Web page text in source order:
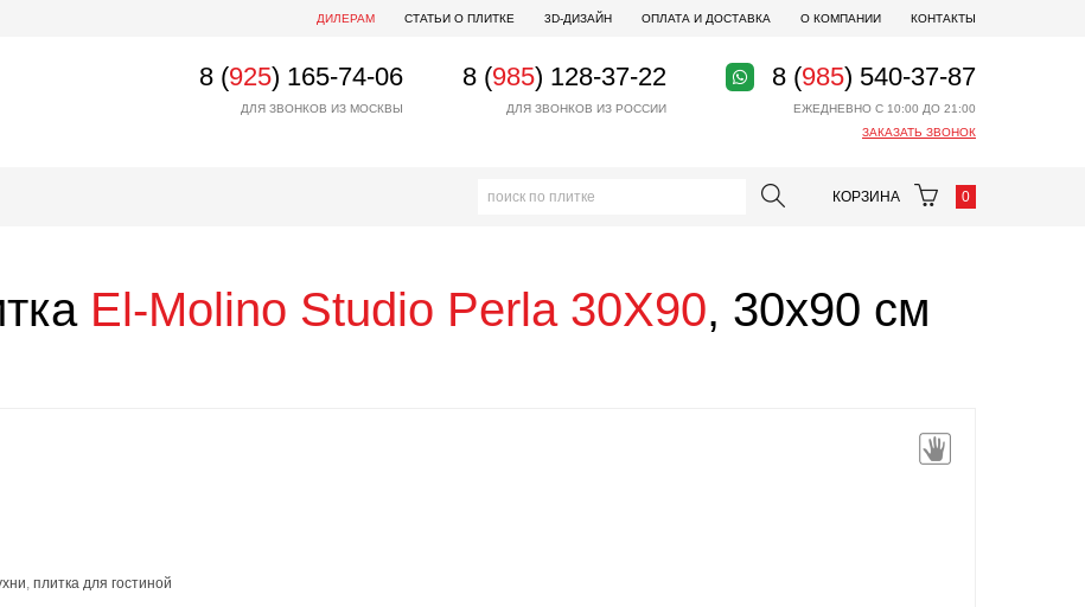
ДИЛЕРАМ СТАТЬИ О ПЛИТКЕ 3D-ДИЗАЙН ОПЛАТА И ДОСТАВКА О КОМПАНИИ КОНТАКТЫ
8 (925) 165-74-06
ДЛЯ ЗВОНКОВ ИЗ МОСКВЫ
8 (985) 128-37-22
ДЛЯ ЗВОНКОВ ИЗ РОССИИ
8 (985) 540-37-87
ЕЖЕДНЕВНО С 10:00 ДО 21:00
ЗАКАЗАТЬ ЗВОНОК
КОРЗИНА 0
El-Molino Studio Perla 30X90, 30x90 см
, плитка для гостиной